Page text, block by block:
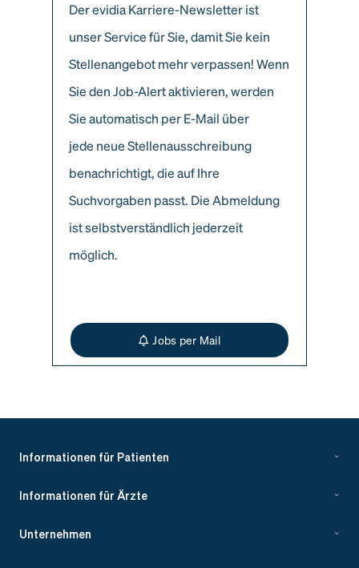
Der evidia Karriere-Newsletter ist
unser Service für Sie, damit Sie kein
Stellenangebot mehr verpassen! Wenn
Sie den Job-Alert aktivieren, werden
Sie automatisch per E-Mail über
jede neue Stellenausschreibung
benachrichtigt, die auf Ihre
Suchvorgaben passt. Die Abmeldung
ist selbstverständlich jederzeit
möglich.
Jobs per Mail
Informationen für Patienten
Informationen für Ärzte
Unternehmen